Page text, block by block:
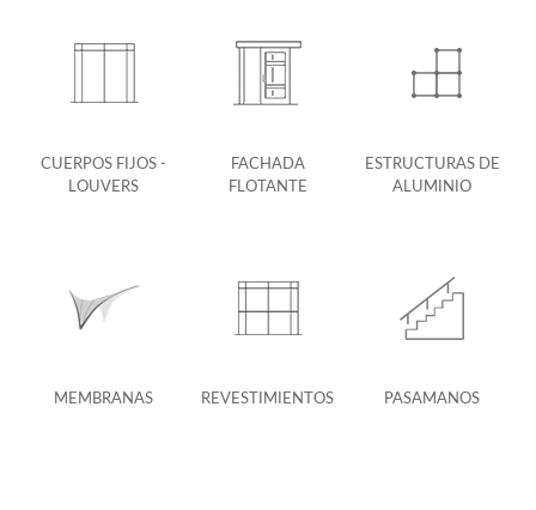
CUERPOS FIJOS -
LOUVERS
FACHADA
FLOTANTE
ESTRUCTURAS DE
ALUMINIO
MEMBRANAS REVESTIMIENTOS PASAMANOS